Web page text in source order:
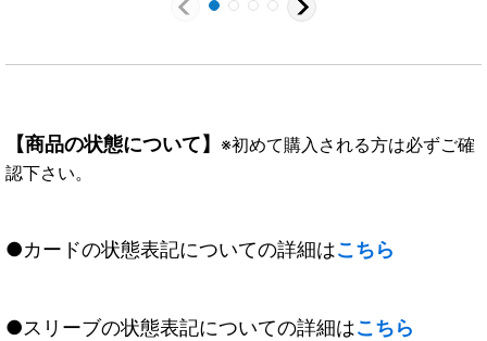
【商品の状態について】 ※初めて購入される方は必ずご確
認下さい。
●カードの状態表記についての詳細はこちら
●スリーブの状態表記についての詳細はこちら